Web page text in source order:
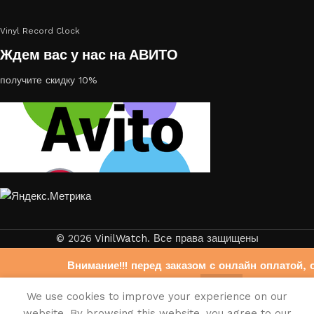
Внимание!!! перед заказом с онлайн оплатой,
https://www.avito.ru/brands/
Vinyl Record Clock
Ждем вас у нас на АВИТО
получите скидку 10%
© 2026 VinilWatch. Все права защищены
We use cookies to improve your experience on our